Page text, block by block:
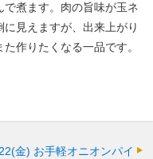
煮ます。肉の旨味が玉ネ
見えますが、出来上がり
作りたくなる一品です。
金) お手軽オニオンパイ